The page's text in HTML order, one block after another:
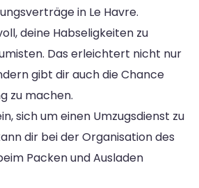
in Le Havre.
deine Habseligkeiten zu
Das erleichtert nicht nur
gibt dir auch die Chance
zu machen.
sich um einen Umzugsdienst zu
dir bei der Organisation des
Packen und Ausladen